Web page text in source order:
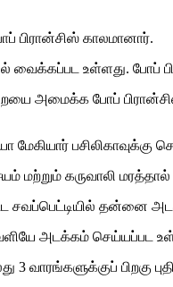
பிரான்சிஸ் காலமானார்.
உள்ளது. போப்
அமைக்க போப்
மேகியார்
மற்றும் கருவாலி
தன்னை
அடக்கம் செய்யப்பட
3 வாரங்களுக்குப் பிறகு